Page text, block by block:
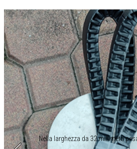
Nella larghezza da 32 millimetri